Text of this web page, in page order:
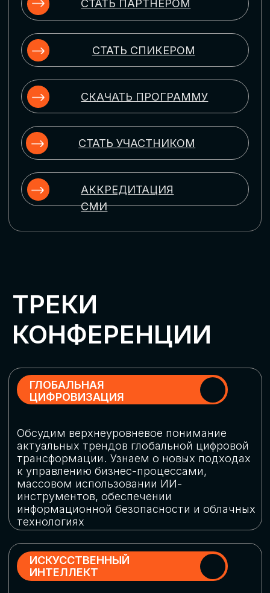
Выясним, как в наши дни уверенно
защищать свой бизнес от киберугроз
сотрудники становятся
«полноправными» членами команды, как
ИИ-помощники забирают на себя рутину
и как можно значительно увеличить
производительность без огромных
затрат на нейросети
ЦИФРОВИЗАЦИЯ
МАРКЕТИНГА И ПРОДАЖ
Обменяемся опытом, какие ИИ-решения
в маркетинге и продажах наиболее
рекламными кампаниями показывают
наибольшую эффективность
ЦИФРОВИЗАЦИЯ
УПРАВЛЕНИЯ ПЕРСОНАЛОМ
Рассмотрим управление человеческим
комплексные решения для роста
производительности и кейсы
оптимизации процессов найма,
развития, оценки и удержания
РОБОТИЗАЦИЯ
Узнаем, в каких отраслях ИИ
«материализуется», какие роботы
решают сложные бизнес-задачи, а где
только обсуждают концепции
роботизации и потенциальные бюджеты
на тестирование образцов
ЦИФРОВИЗАЦИЯ
КЛИЕНТСКОГО СЕРВИСА
Разберем кейсы в сфере цифровизации